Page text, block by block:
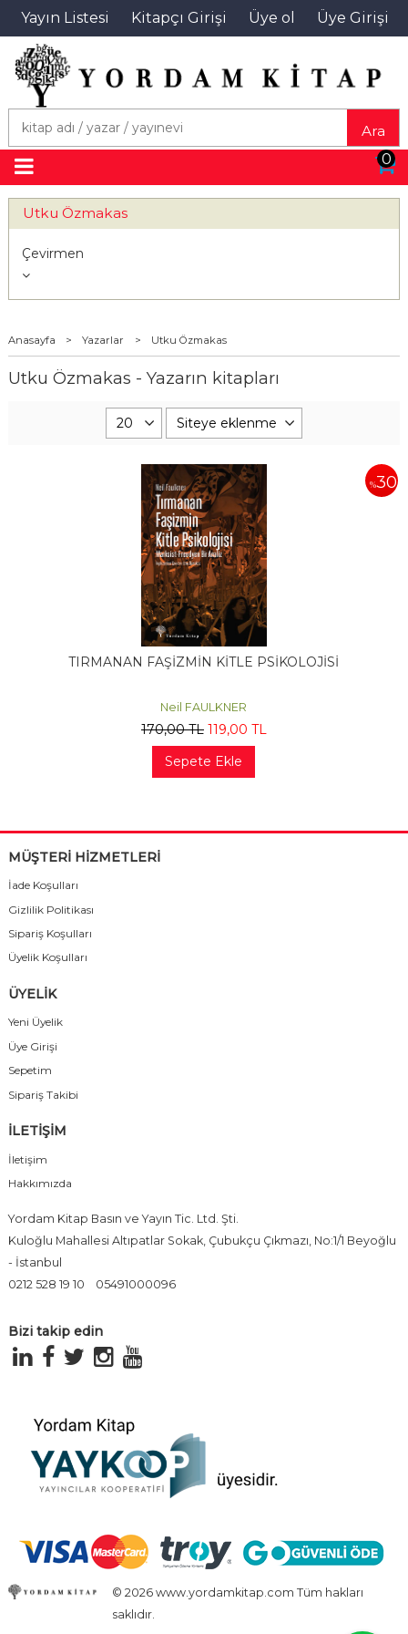
Yayın Listesi Kitapçı Girişi Üye ol Üye Girişi
Ara
0
Utku Özmakas
Çevirmen
Anasayfa > Yazarlar > Utku Özmakas
Utku Özmakas - Yazarın kitapları
%30
TIRMANAN FAŞİZMİN KİTLE PSİKOLOJİSİ
Neil FAULKNER
170,00TL 119,00 TL
Sepete Ekle
MÜŞTERİ HİZMETLERİ
İade Koşulları
Gizlilik Politikası
Sipariş Koşulları
Üyelik Koşulları
ÜYELİK
Yeni Üyelik
Üye Girişi
Sepetim
Sipariş Takibi
İLETİŞİM
İletişim
Hakkımızda
Yordam Kitap Basın ve Yayın Tic. Ltd. Şti.
Kuloğlu Mahallesi Altıpatlar Sokak, Çubukçu Çıkmazı, No:1/1 Beyoğlu
- İstanbul
0212 528 19 10
05491000096
Bizi takip edin
© 2026 www.yordamkitap.com Tüm hakları
saklıdır.